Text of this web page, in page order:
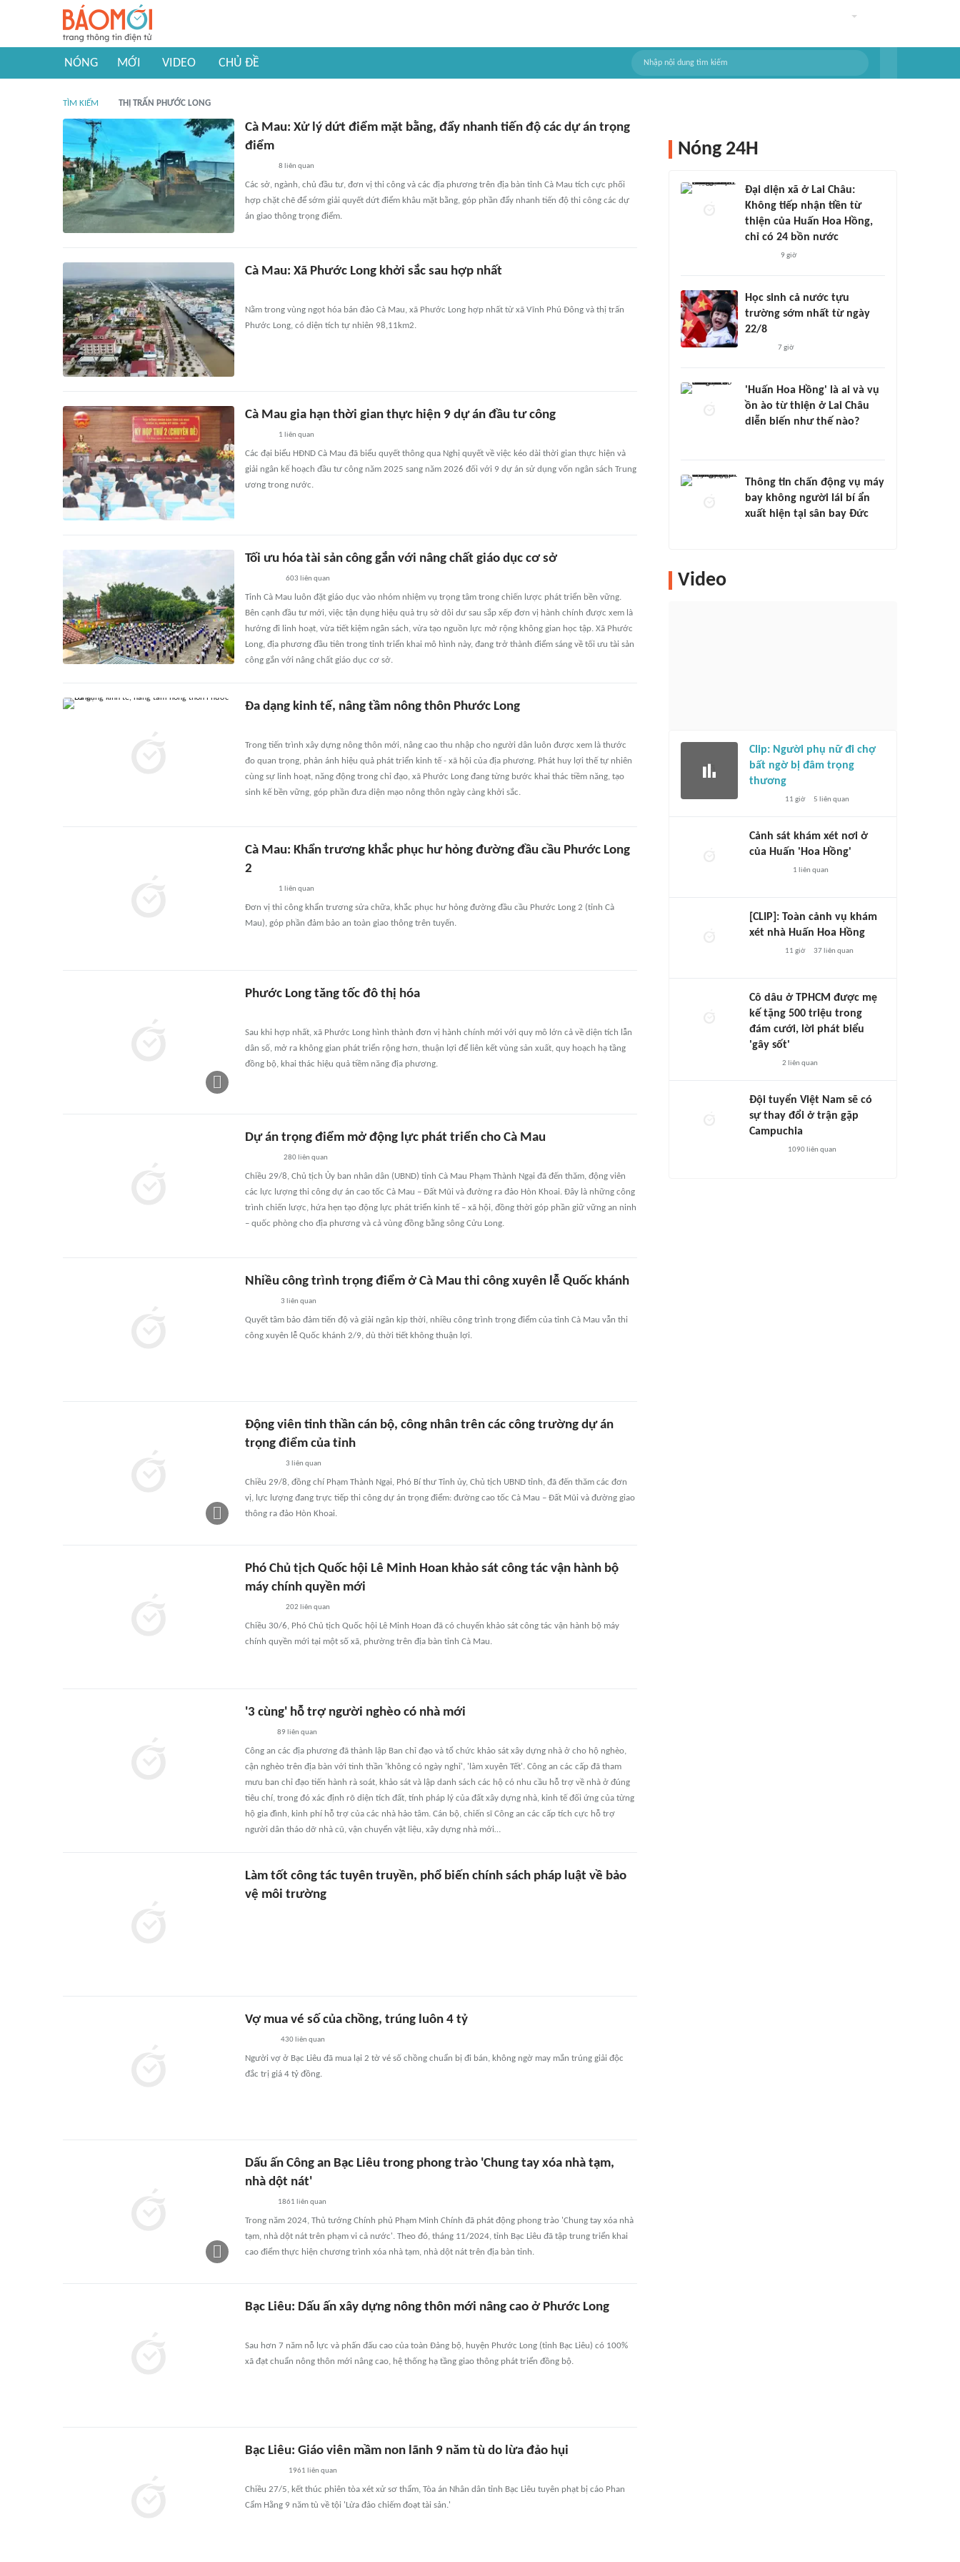
NÓNG MỚI VIDEO CHỦ ĐỀ
TÌM KIẾM THỊ TRẤN PHƯỚC LONG
Cà Mau: Xử lý dứt điểm mặt bằng, đẩy nhanh tiến độ các dự án trọng
điểm
8 liên quan
Các sở, ngành, chủ đầu tư, đơn vị thi công và các địa phương trên địa bàn tỉnh Cà Mau tích cực phối
hợp chặt chẽ để sớm giải quyết dứt điểm khâu mặt bằng, góp phần đẩy nhanh tiến độ thi công các dự
án giao thông trọng điểm.
Cà Mau: Xã Phước Long khởi sắc sau hợp nhất
Nằm trong vùng ngọt hóa bán đảo Cà Mau, xã Phước Long hợp nhất từ xã Vĩnh Phú Đông và thị trấn
Phước Long, có diện tích tự nhiên 98,11km2.
Cà Mau gia hạn thời gian thực hiện 9 dự án đầu tư công
1 liên quan
Các đại biểu HĐND Cà Mau đã biểu quyết thông qua Nghị quyết về việc kéo dài thời gian thực hiện và
giải ngân kế hoạch đầu tư công năm 2025 sang năm 2026 đối với 9 dự án sử dụng vốn ngân sách Trung
ương trong nước.
Tối ưu hóa tài sản công gắn với nâng chất giáo dục cơ sở
603 liên quan
Tỉnh Cà Mau luôn đặt giáo dục vào nhóm nhiệm vụ trọng tâm trong chiến lược phát triển bền vững.
Bên cạnh đầu tư mới, việc tận dụng hiệu quả trụ sở dôi dư sau sắp xếp đơn vị hành chính được xem là
hướng đi linh hoạt, vừa tiết kiệm ngân sách, vừa tạo nguồn lực mở rộng không gian học tập. Xã Phước
Long, địa phương đầu tiên trong tỉnh triển khai mô hình này, đang trở thành điểm sáng về tối ưu tài sản
công gắn với nâng chất giáo dục cơ sở.
Đa dạng kinh tế, nâng tầm nông thôn Phước Long
Trong tiến trình xây dựng nông thôn mới, nâng cao thu nhập cho người dân luôn được xem là thước
đo quan trọng, phản ánh hiệu quả phát triển kinh tế - xã hội của địa phương. Phát huy lợi thế tự nhiên
cùng sự linh hoạt, năng động trong chỉ đạo, xã Phước Long đang từng bước khai thác tiềm năng, tạo
sinh kế bền vững, góp phần đưa diện mạo nông thôn ngày càng khởi sắc.
Cà Mau: Khẩn trương khắc phục hư hỏng đường đầu cầu Phước Long
2
1 liên quan
Đơn vị thi công khẩn trương sửa chữa, khắc phục hư hỏng đường đầu cầu Phước Long 2 (tỉnh Cà
Mau), góp phần đảm bảo an toàn giao thông trên tuyến.
Phước Long tăng tốc đô thị hóa
Sau khi hợp nhất, xã Phước Long hình thành đơn vị hành chính mới với quy mô lớn cả về diện tích lẫn
dân số, mở ra không gian phát triển rộng hơn, thuận lợi để liên kết vùng sản xuất, quy hoạch hạ tầng
đồng bộ, khai thác hiệu quả tiềm năng địa phương.
Dự án trọng điểm mở động lực phát triển cho Cà Mau
280 liên quan
Chiều 29/8, Chủ tịch Ủy ban nhân dân (UBND) tỉnh Cà Mau Phạm Thành Ngại đã đến thăm, động viên
các lực lượng thi công dự án cao tốc Cà Mau – Đất Mũi và đường ra đảo Hòn Khoai. Đây là những công
trình chiến lược, hứa hẹn tạo động lực phát triển kinh tế – xã hội, đồng thời góp phần giữ vững an ninh
– quốc phòng cho địa phương và cả vùng đồng bằng sông Cửu Long.
Nhiều công trình trọng điểm ở Cà Mau thi công xuyên lễ Quốc khánh
3 liên quan
Quyết tâm bảo đảm tiến độ và giải ngân kịp thời, nhiều công trình trọng điểm của tỉnh Cà Mau vẫn thi
công xuyên lễ Quốc khánh 2/9, dù thời tiết không thuận lợi.
Động viên tinh thần cán bộ, công nhân trên các công trường dự án
trọng điểm của tỉnh
3 liên quan
Chiều 29/8, đồng chí Phạm Thành Ngại, Phó Bí thư Tỉnh ủy, Chủ tịch UBND tỉnh, đã đến thăm các đơn
vị, lực lượng đang trực tiếp thi công dự án trọng điểm: đường cao tốc Cà Mau – Đất Mũi và đường giao
thông ra đảo Hòn Khoai.
Phó Chủ tịch Quốc hội Lê Minh Hoan khảo sát công tác vận hành bộ
máy chính quyền mới
202 liên quan
Chiều 30/6, Phó Chủ tịch Quốc hội Lê Minh Hoan đã có chuyến khảo sát công tác vận hành bộ máy
chính quyền mới tại một số xã, phường trên địa bàn tỉnh Cà Mau.
'3 cùng' hỗ trợ người nghèo có nhà mới
89 liên quan
Công an các địa phương đã thành lập Ban chỉ đạo và tổ chức khảo sát xây dựng nhà ở cho hộ nghèo,
cận nghèo trên địa bàn với tinh thần 'không có ngày nghỉ', 'làm xuyên Tết'. Công an các cấp đã tham
mưu ban chỉ đạo tiến hành rà soát, khảo sát và lập danh sách các hộ có nhu cầu hỗ trợ về nhà ở đúng
tiêu chí, trong đó xác định rõ diện tích đất, tính pháp lý của đất xây dựng nhà, kinh tế đối ứng của từng
hộ gia đình, kinh phí hỗ trợ của các nhà hảo tâm. Cán bộ, chiến sĩ Công an các cấp tích cực hỗ trợ
người dân tháo dỡ nhà cũ, vận chuyển vật liệu, xây dựng nhà mới…
Làm tốt công tác tuyên truyền, phổ biến chính sách pháp luật về bảo
vệ môi trường
Vợ mua vé số của chồng, trúng luôn 4 tỷ
430liên quan
Người vợ ở Bạc Liêu đã mua lại 2 tờ vé số chồng chuẩn bị đi bán, không ngờ may mắn trúng giải độc
đắc trị giá 4 tỷ đồng.
Dấu ấn Công an Bạc Liêu trong phong trào 'Chung tay xóa nhà tạm,
nhà dột nát'
1861 liên quan
Trong năm 2024, Thủ tướng Chính phủ Phạm Minh Chính đã phát động phong trào 'Chung tay xóa nhà
tạm, nhà dột nát trên phạm vi cả nước'. Theo đó, tháng 11/2024, tỉnh Bạc Liêu đã tập trung triển khai
cao điểm thực hiện chương trình xóa nhà tạm, nhà dột nát trên địa bàn tỉnh.
Bạc Liêu: Dấu ấn xây dựng nông thôn mới nâng cao ở Phước Long
Sau hơn 7 năm nỗ lực và phấn đấu cao của toàn Đảng bộ, huyện Phước Long (tỉnh Bạc Liêu) có 100%
xã đạt chuẩn nông thôn mới nâng cao, hệ thống hạ tầng giao thông phát triển đồng bộ.
Bạc Liêu: Giáo viên mầm non lãnh 9 năm tù do lừa đảo hụi
1961 liên quan
Chiều 27/5, kết thúc phiên tòa xét xử sơ thẩm, Tòa án Nhân dân tỉnh Bạc Liêu tuyên phạt bị cáo Phan
Cẩm Hằng 9 năm tù về tội 'Lừa đảo chiếm đoạt tài sản.'
Nóng 24H
Đại diện xã ở Lai Châu:
Không tiếp nhận tiền từ
thiện của Huấn Hoa Hồng,
chỉ có 24 bồn nước
9 giờ
Học sinh cả nước tựu
trường sớm nhất từ ngày
22/8
7 giờ
'Huấn Hoa Hồng' là ai và vụ
ồn ào từ thiện ở Lai Châu
diễn biến như thế nào?
Thông tin chấn động vụ máy
bay không người lái bí ẩn
xuất hiện tại sân bay Đức
Video
Clip: Người phụ nữ đi chợ
bất ngờ bị đâm trọng
thương
11 giờ 5 liên quan
Cảnh sát khám xét nơi ở
của Huấn 'Hoa Hồng'
1 liên quan
[CLIP]: Toàn cảnh vụ khám
xét nhà Huấn Hoa Hồng
11 giờ 37liên quan
Cô dâu ở TPHCM được mẹ
kế tặng 500 triệu trong
đám cưới, lời phát biểu
'gây sốt'
2 liên quan
Đội tuyển Việt Nam sẽ có
sự thay đổi ở trận gặp
Campuchia
1090 liên quan